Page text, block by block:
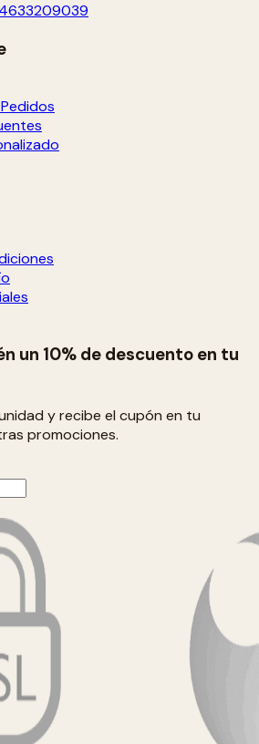
un 10% de descuento en tu
y recibe el cupón en tu
promociones.